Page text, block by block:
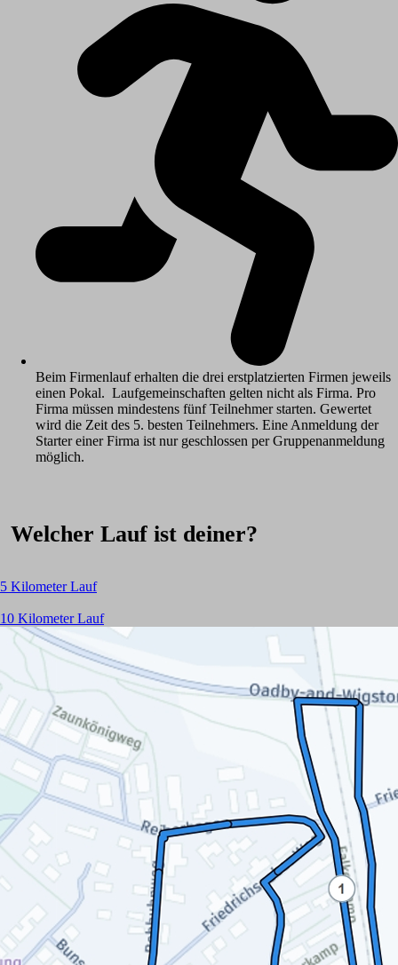
Beim Firmenlauf erhalten die drei erstplatzierten Firmen jeweils
einen Pokal. Laufgemeinschaften gelten nicht als Firma. Pro
Firma müssen mindestens fünf Teilnehmer starten. Gewertet
wird die Zeit des 5. besten Teilnehmers. Eine Anmeldung der
Starter einer Firma ist nur geschlossen per Gruppenanmeldung
möglich.
Welcher Lauf ist deiner?
5 Kilometer Lauf
10 Kilometer Lauf